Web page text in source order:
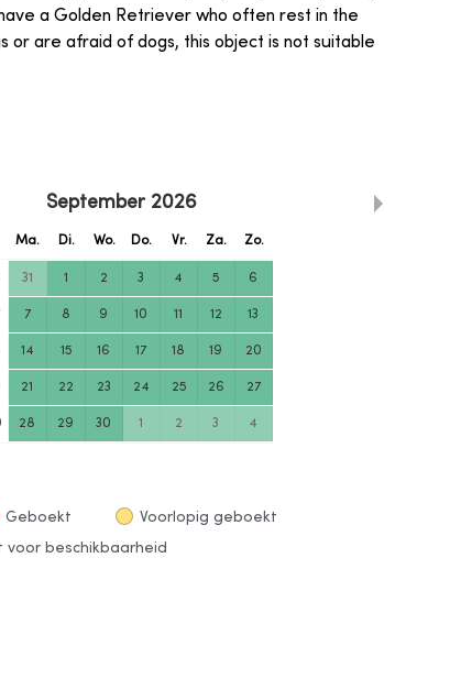
a Golden Retriever who often rest in the
or are afraid of dogs, this object is not suitable
September 2026
Ma. Di. Wo. Do. Vr. Za. Zo.
31 1 2 3 4 5 6
7 8 9 10 11 12 13
14 15 16 17 18 19 20
21 22 23 24 25 26 27
28 29 30 1 2 3 4
Geboekt Voorlopig geboekt
beschikbaarheid